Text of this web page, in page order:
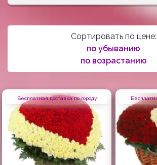
Сортировать по цене:
по убыванию
по возрастанию
Бесплатная доставка по городу